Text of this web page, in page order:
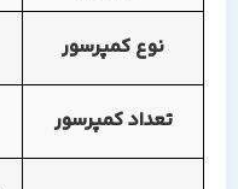
نوع کمپرسور
تعداد کمپرسور